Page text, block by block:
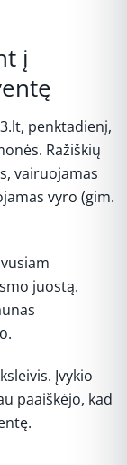
į
penktadienį,
Ražiškių
vairuojamas
vyro (gim.
juostą.
Įvykio
paaiškėjo, kad